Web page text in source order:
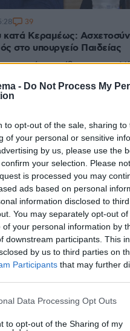
- Do Not Process My
to opt-out of the sale, sharing
of your personal or sensitive
by us, please use the
your selection. Please
is processed you may
ads based on personal
information disclosed to
You may separately opt-out
of your personal information by
downstream participants. This
by us to third parties on
Participants that may further
that this website/app uses one
to your visit or usage behaviour.
Data Processing Opt Outs
to opt-out of the Sharing of my
κατά Κεραμέως:
στο υπουργείο Παιδείας
επιτίθεται στην
την σημαία στα σχολεία
τον αγώνα για τον
39